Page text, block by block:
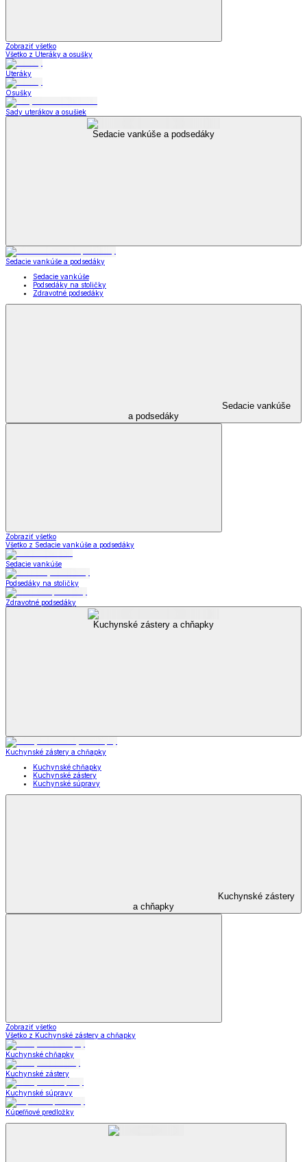
Zobraziť všetko
Všetko z Uteráky a osušky
Uteráky
Osušky
Sady uterákov a osušiek
Sedacie vankúše a podsedáky
Sedacie vankúše a podsedáky
Sedacie vankúše
Podsedáky na stoličky
Zdravotné podsedáky
Sedacie vankúše
a podsedáky
Zobraziť všetko
Všetko z Sedacie vankúše a podsedáky
Sedacie vankúše
Podsedáky na stoličky
Zdravotné podsedáky
Kuchynské zástery a chňapky
Kuchynské zástery a chňapky
Kuchynské chňapky
Kuchynské zástery
Kuchynské súpravy
Kuchynské zástery
a chňapky
Zobraziť všetko
Všetko z Kuchynské zástery a chňapky
Kuchynské chňapky
Kuchynské zástery
Kuchynské súpravy
Kúpeľňové predložky